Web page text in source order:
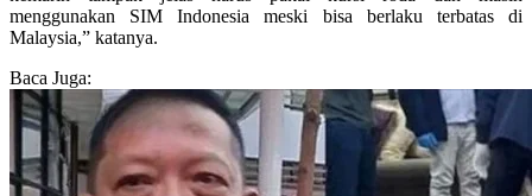
menggunakan SIM Indonesia meski bisa berlaku terbatas di
Malaysia,” katanya.
Baca Juga: